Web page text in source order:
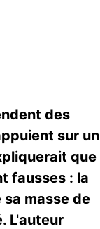
des
sur un
que
fausses : la
masse de
L'auteur